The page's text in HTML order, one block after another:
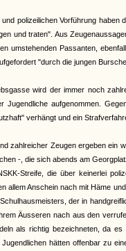
polizeilichen Vorführung
und traten". Aus
umstehenden Passanten,
"durch die jungen
wird der immer noch
Jugendliche aufgenommen.
verhängt und ein
zahlreicher Zeugen ergeben ein
-, die sich abends am
Streife, die über keinerlei
allem Anschein nach mit Häme
der in
Äusseren nach aus den
als richtig bezeichneten, da
hätten offenbar zu